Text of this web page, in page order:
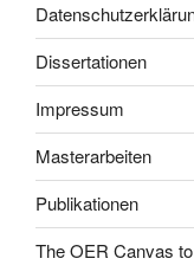
Dissertationen
Impressum
Masterarbeiten
Publikationen
The OER Canvas